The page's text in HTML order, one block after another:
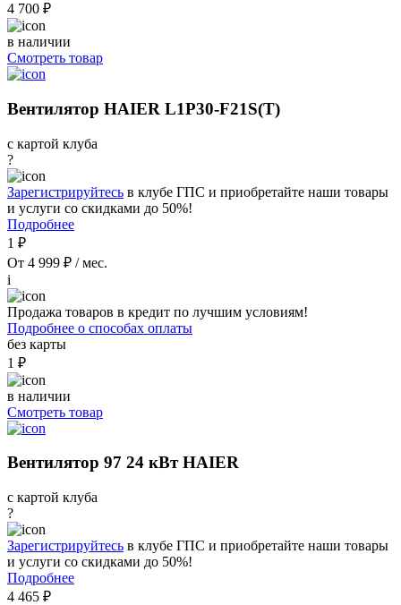
4 700 ₽
в наличии
Смотреть товар
Вентилятор HAIER L1P30-F21S(T)
с картой клуба
?
Зарегистрируйтесь в клубе ГПС и приобретайте наши товары
и услуги со скидками до 50%!
Подробнее
1 ₽
От 4 999 ₽ / мес.
i
Продажа товаров в кредит по лучшим условиям!
Подробнее о способах оплаты
без карты
1 ₽
в наличии
Смотреть товар
Вентилятор 97 24 кВт HAIER
с картой клуба
?
Зарегистрируйтесь в клубе ГПС и приобретайте наши товары
и услуги со скидками до 50%!
Подробнее
4 465 ₽